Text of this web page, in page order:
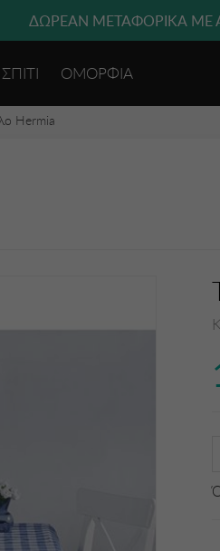
ΔΩΡΕΑΝ ΜΕΤΑΦΟΡΙΚΑ ΜΕ
ΣΠΙΤΙ ΟΜΟΡΦΙΑ
Hermia